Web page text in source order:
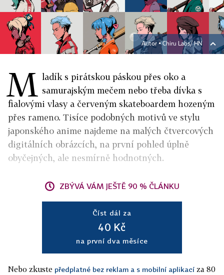
Autor ▪Chiru Labs/ HN
M ladík s pirátskou páskou přes oko a
samurajským mečem nebo třeba dívka s
fialovými vlasy a červeným skateboardem hozeným
přes rameno. Tisíce podobných motivů ve stylu
japonského anime najdeme na malých čtvercových
digitálních obrázcích, na první pohled úplně
obyčejných, ale nesmírně hodnotných.
ZBÝVÁ VÁM JEŠTĚ 90 % ČLÁNKU
Číst dál za
40 Kč
na první dva měsíce
Nebo zkuste předplatné bez reklam a s mobilní aplikací za 80